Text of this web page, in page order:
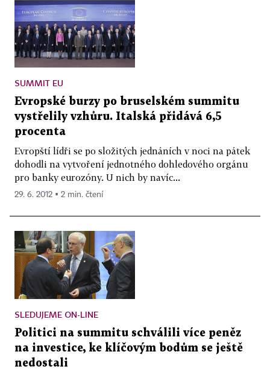
SUMMIT EU
Evropské burzy po bruselském summitu
vystřelily vzhůru. Italská přidává 6,5
procenta
Evropští lídři se po složitých jednáních v noci na pátek
dohodli na vytvoření jednotného dohledového orgánu
pro banky eurozóny. U nich by navíc...
29. 6. 2012 ▪ 2 min. čtení
SLEDUJEME ON-LINE
Politici na summitu schválili více peněz
na investice, ke klíčovým bodům se ještě
nedostali